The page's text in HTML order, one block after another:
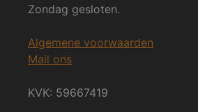
Zondag gesloten.
Algemene voorwaarden
Mail ons
KVK: 59667419